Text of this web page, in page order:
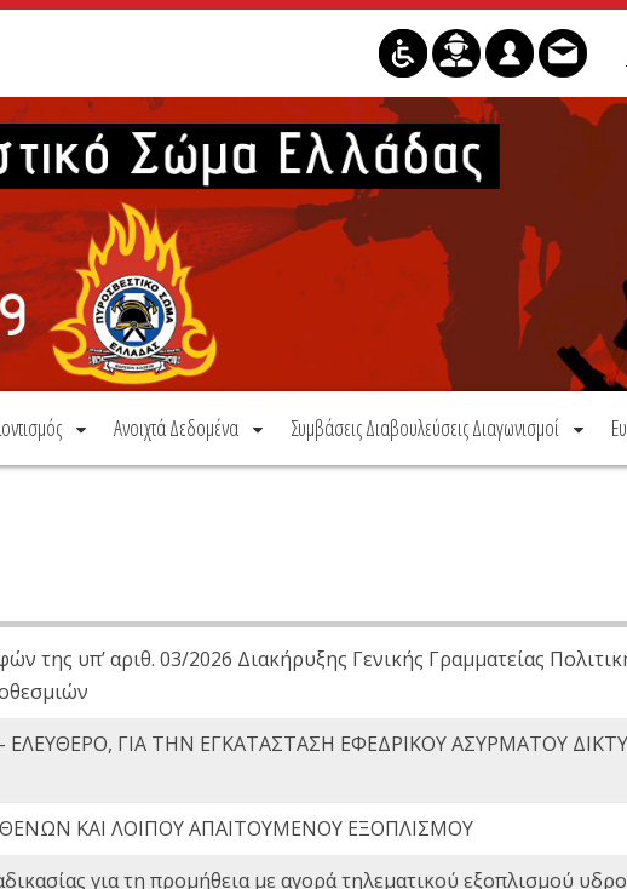
Ανοιχτά Δεδομένα Συμβάσεις Διαβουλεύσεις Διαγωνισμοί
της υπ’ αριθ. 03/2026 Διακήρυξης Γενικής Γραμματείας
ΓΙΑ ΤΗΝ ΕΓΚΑΤΑΣΤΑΣΗ ΕΦΕΔΡΙΚΟΥ ΑΣΥΡΜΑΤΟΥ
ΚΑΙ ΛΟΙΠΟΥ ΑΠΑΙΤΟΥΜΕΝΟΥ ΕΞΟΠΛΙΣΜΟΥ
για τη προμήθεια με αγορά τηλεματικού εξοπλισμού